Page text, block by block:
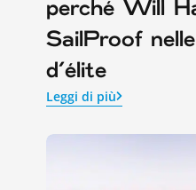
perché Will
SailProof
d’élite
Leggi di più